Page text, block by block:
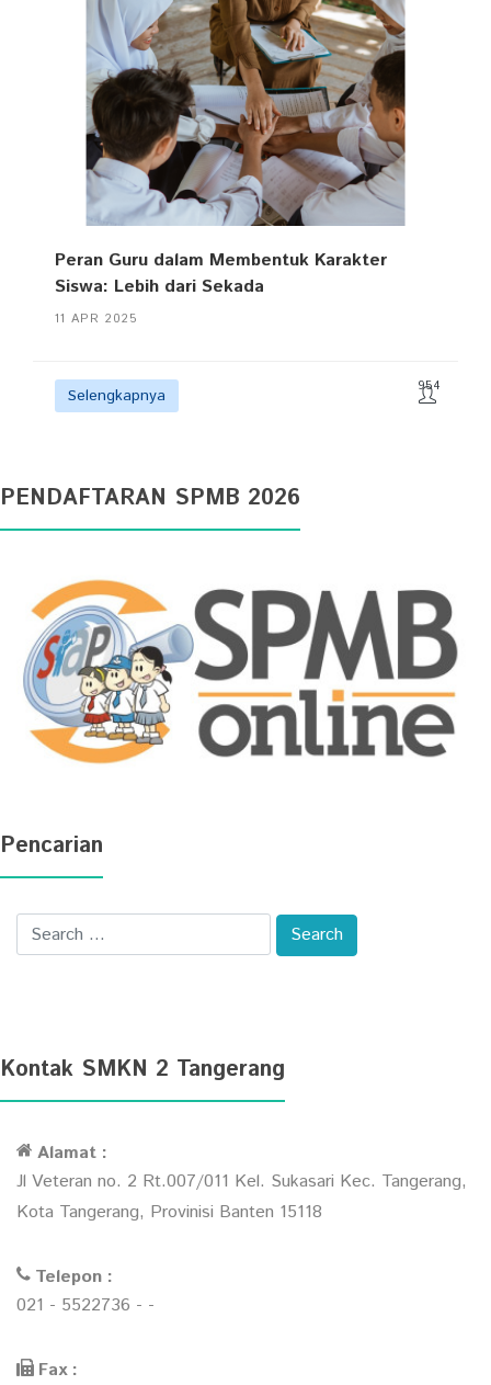
Peran Guru dalam Membentuk Karakter
Siswa: Lebih dari Sekada
11 APR 2025
Selengkapnya 954
PENDAFTARAN SPMB 2026
Pencarian
Kontak SMKN 2 Tangerang
Alamat :
Jl Veteran no. 2 Rt.007/011 Kel. Sukasari Kec. Tangerang,
Kota Tangerang, Provinisi Banten 15118
Telepon :
021 - 5522736 - -
Fax :